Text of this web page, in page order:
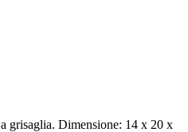
grisaglia. Dimensione: 14 x 20 x